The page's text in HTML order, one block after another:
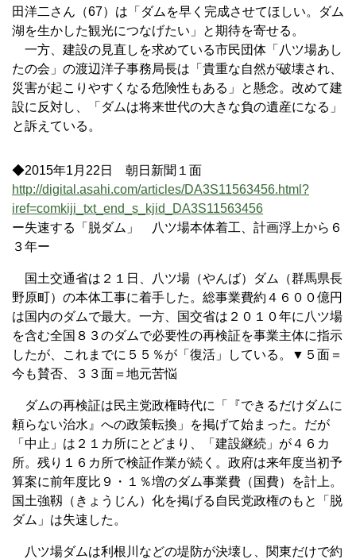
田洋二さん（67）は「ダムを早く完成させてほしい。ダム
湖を生かした観光につなげたい」と期待を寄せる。
一方、建設の見直しを求めている市民団体「八ツ場あし
たの会」の渡辺洋子事務局長は「貴重な自然が破壊され、
災害が起こりやすくなる危険性もある」と懸念。改めて建
設に反対し、「ダムは将来世代の大きな負の遺産になる」
と訴えている。
◆2015年1月22日 朝日新聞１面
http://digital.asahi.com/articles/DA3S11563456.html?
iref=comkiji_txt_end_s_kjid_DA3S11563456
ー失速する「脱ダム」 八ツ場本体着工、計画浮上から６
３年ー
国土交通省は２１日、八ツ場（やんば）ダム（群馬県長
野原町）の本体工事に着手した。総事業費約４６００億円
は国内のダムで最大。一方、国交省は２０１０年に八ツ場
を含む全国８３のダムで必要性の再検証を事業主体に指示
したが、これまでに５５％が「復活」している。▼５面＝
今も賛否、３３面＝地元苦悩
ダムの再検証は民主党政権時代に「『できるだけダムに
頼らない治水』への政策転換」を掲げて始まった。だが
「中止」は２１カ所にとどまり、「建設継続」が４６カ
所。残り１６カ所で検証作業が続く。政府は来年度当初予
算案に前年度比９・１％増のダム事業費（国費）を計上。
国土強靱（きょうじん）化を掲げる自民党政権のもと「脱
ダム」は失速した。
八ツ場ダムは利根川などの堤防が決壊し、関東だけで約